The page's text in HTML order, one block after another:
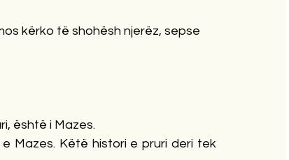
kërko të shohësh njerëz, sepse
është i Mazes.
Mazes. Këtë histori e pruri deri tek